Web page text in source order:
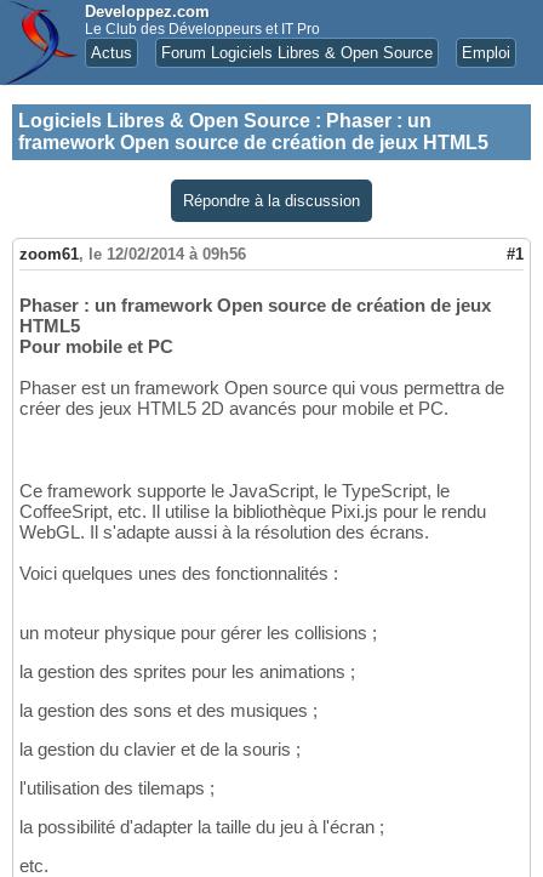
Developpez.com
Le Club des Développeurs et IT Pro
Actus Forum Logiciels Libres & Open Source Emploi
Logiciels Libres & Open Source : Phaser : un
framework Open source de création de jeux HTML5
Répondre à la discussion
zoom61, le 12/02/2014 à 09h56 #1
Phaser : un framework Open source de création de jeux
HTML5
Pour mobile et PC
Phaser est un framework Open source qui vous permettra de
créer des jeux HTML5 2D avancés pour mobile et PC.
Ce framework supporte le JavaScript, le TypeScript, le
CoffeeSript, etc. Il utilise la bibliothèque Pixi.js pour le rendu
WebGL. Il s'adapte aussi à la résolution des écrans.
Voici quelques unes des fonctionnalités :
un moteur physique pour gérer les collisions ;
la gestion des sprites pour les animations ;
la gestion des sons et des musiques ;
la gestion du clavier et de la souris ;
l'utilisation des tilemaps ;
la possibilité d'adapter la taille du jeu à l'écran ;
etc.